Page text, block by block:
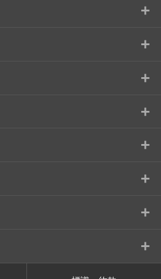
+
+
+
+
+
+
+
+